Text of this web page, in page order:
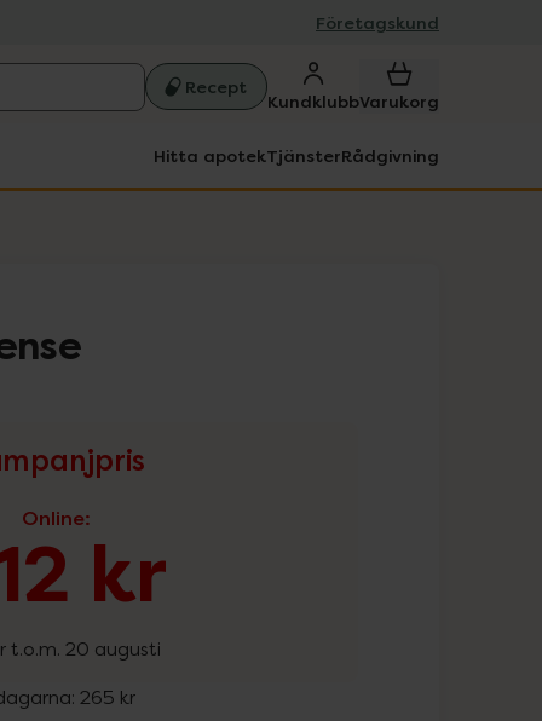
Företagskund
Recept
KundklubbVarukorg
Hitta apotekTjänsterRådgivning
Online:
kr
t.o.m. 20 augusti
265 kr